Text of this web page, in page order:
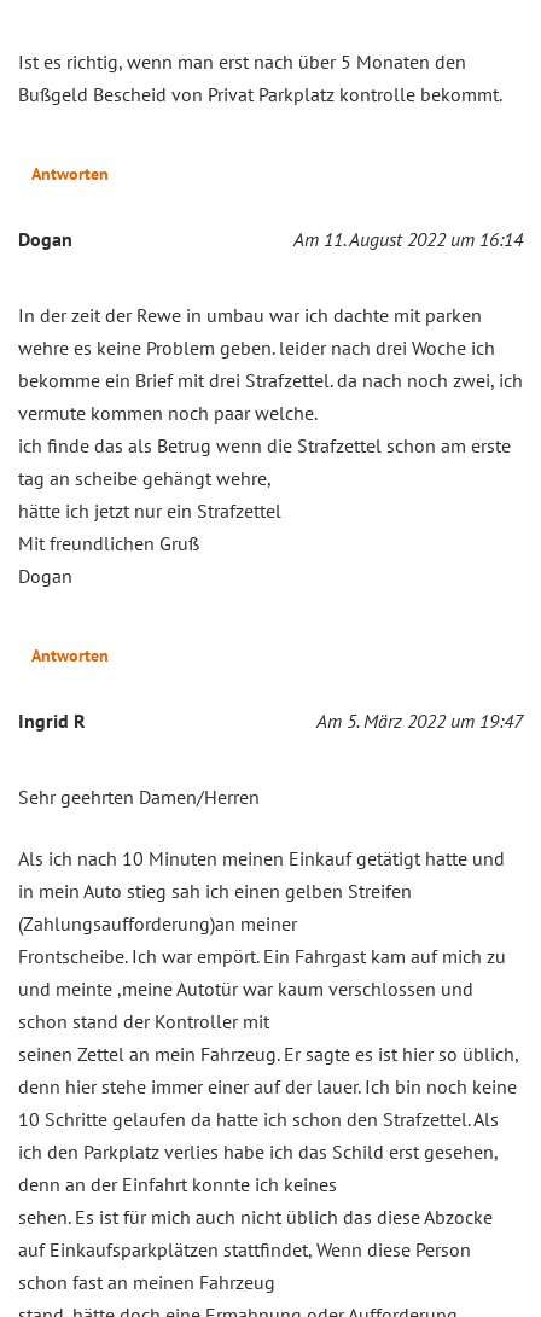
Ist es richtig, wenn man erst nach über 5 Monaten den
Bußgeld Bescheid von Privat Parkplatz kontrolle bekommt.
Antworten
Dogan Am 11. August 2022 um 16:14
In der zeit der Rewe in umbau war ich dachte mit parken
wehre es keine Problem geben. leider nach drei Woche ich
bekomme ein Brief mit drei Strafzettel. da nach noch zwei, ich
vermute kommen noch paar welche.
ich finde das als Betrug wenn die Strafzettel schon am erste
tag an scheibe gehängt wehre,
hätte ich jetzt nur ein Strafzettel
Mit freundlichen Gruß
Dogan
Antworten
Ingrid R Am 5. März 2022 um 19:47
Sehr geehrten Damen/Herren
Als ich nach 10 Minuten meinen Einkauf getätigt hatte und
in mein Auto stieg sah ich einen gelben Streifen
(Zahlungsaufforderung)an meiner
Frontscheibe. Ich war empört. Ein Fahrgast kam auf mich zu
und meinte ,meine Autotür war kaum verschlossen und
schon stand der Kontroller mit
seinen Zettel an mein Fahrzeug. Er sagte es ist hier so üblich,
denn hier stehe immer einer auf der lauer. Ich bin noch keine
10 Schritte gelaufen da hatte ich schon den Strafzettel. Als
ich den Parkplatz verlies habe ich das Schild erst gesehen,
denn an der Einfahrt konnte ich keines
sehen. Es ist für mich auch nicht üblich das diese Abzocke
auf Einkaufsparkplätzen stattfindet, Wenn diese Person
schon fast an meinen Fahrzeug